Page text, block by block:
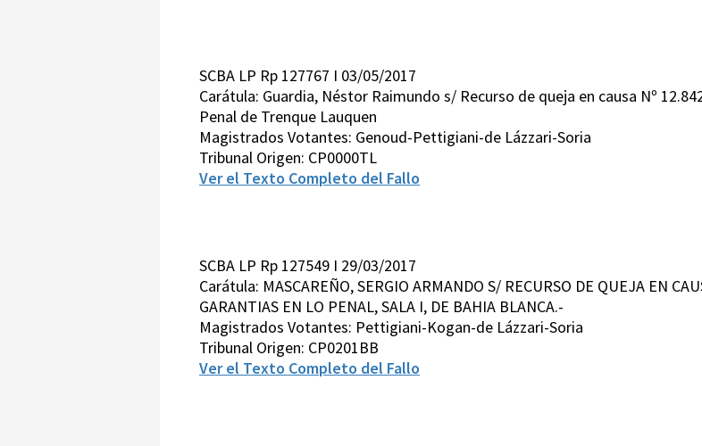
SCBA LP Rp 127767 I 03/05/2017
Carátula: Guardia, Néstor Raimundo s/ Recurso de queja en causa Nº
Penal de Trenque Lauquen
Magistrados Votantes: Genoud-Pettigiani-de Lázzari-Soria
Tribunal Origen: CP0000TL
Ver el Texto Completo del Fallo
SCBA LP Rp 127549 I 29/03/2017
Carátula: MASCAREÑO, SERGIO ARMANDO S/ RECURSO DE QUEJA EN
GARANTIAS EN LO PENAL, SALA I, DE BAHIA BLANCA.-
Magistrados Votantes: Pettigiani-Kogan-de Lázzari-Soria
Tribunal Origen: CP0201BB
Ver el Texto Completo del Fallo